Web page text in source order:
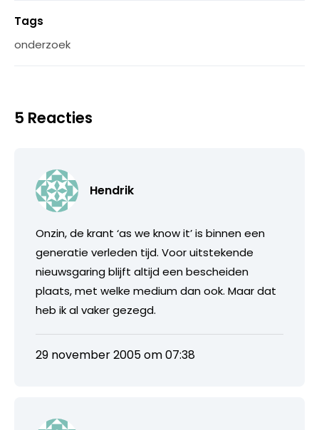
Tags
onderzoek
5 Reacties
Hendrik
Onzin, de krant ‘as we know it’ is binnen een
generatie verleden tijd. Voor uitstekende
nieuwsgaring blijft altijd een bescheiden
plaats, met welke medium dan ook. Maar dat
heb ik al vaker gezegd.
29 november 2005 om 07:38